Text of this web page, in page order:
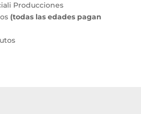
Producciones
(todas las edades pagan